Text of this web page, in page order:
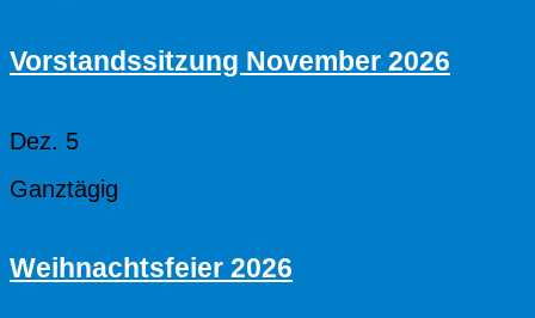
Vorstandssitzung November 2026
Dez. 5
Ganztägig
Weihnachtsfeier 2026